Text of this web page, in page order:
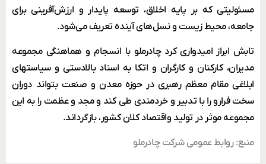
مسئولیتی که بر پایه اخلاق، توسعه پایدار و ارزش‌آفرینی برای
جامعه، محیط زیست و نسل‌های آینده تعریف می‌‌شود.
تابش ابراز امیدواری کرد چادرملو با انسجام و هماهنگی مجموعه
مدیران، کارکنان و کارگران و اتکا به اسناد بالادستی و سیاستهای
ابلاغی مقام معظم رهبری در حوزه معدن و صنعت بتواند دوران
سخت فرارو را با تدبیر و خردمندی طی کند و مجد و عظمت را به این
مجموعه موثر در تولید واقتصاد کلان کشور، بازگرداند.
منبع: روابط عمومی شرکت چادرملو